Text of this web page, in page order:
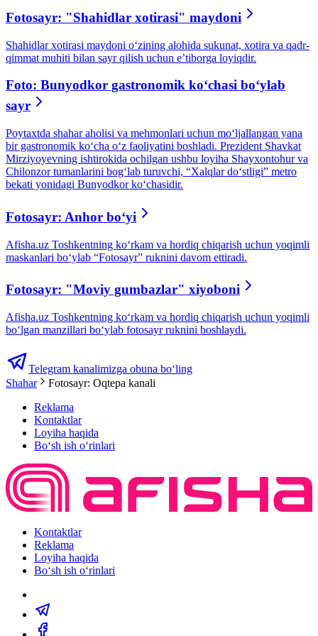
Fotosayr: "Shahidlar xotirasi" maydoni
Shahidlar xotirasi maydoni o‘zining alohida sukunat, xotira va qadr-
qimmat muhiti bilan sayr qilish uchun e’tiborga loyiqdir.
Foto: Bunyodkor gastronomik ko‘chasi boʻylab
sayr
Poytaxtda shahar aholisi va mehmonlari uchun mo‘ljallangan yana
bir gastronomik ko‘cha o‘z faoliyatini boshladi. Prezident Shavkat
Mirziyoyevning ishtirokida ochilgan ushbu loyiha Shayxontohur va
Chilonzor tumanlarini bog‘lab turuvchi, “Xalqlar do‘stligi” metro
bekati yonidagi Bunyodkor ko‘chasidir.
Fotosayr: Anhor boʻyi
Afisha.uz Toshkentning ko‘rkam va hordiq chiqarish uchun yoqimli
maskanlari bo‘ylab “Fotosayr” ruknini davom ettiradi.
Fotosayr: "Moviy gumbazlar" xiyoboni
Afisha.uz Toshkentning koʻrkam va hordiq chiqarish uchun yoqimli
boʻlgan manzillari boʻylab fotosayr ruknini boshlaydi.
Telegram kanalimizga obuna bo‘ling
Shahar
Fotosayr: Oqtepa kanali
Reklama
Kontaktlar
Loyiha haqida
Bo‘sh ish o‘rinlari
Kontaktlar
Reklama
Loyiha haqida
Bo‘sh ish o‘rinlari